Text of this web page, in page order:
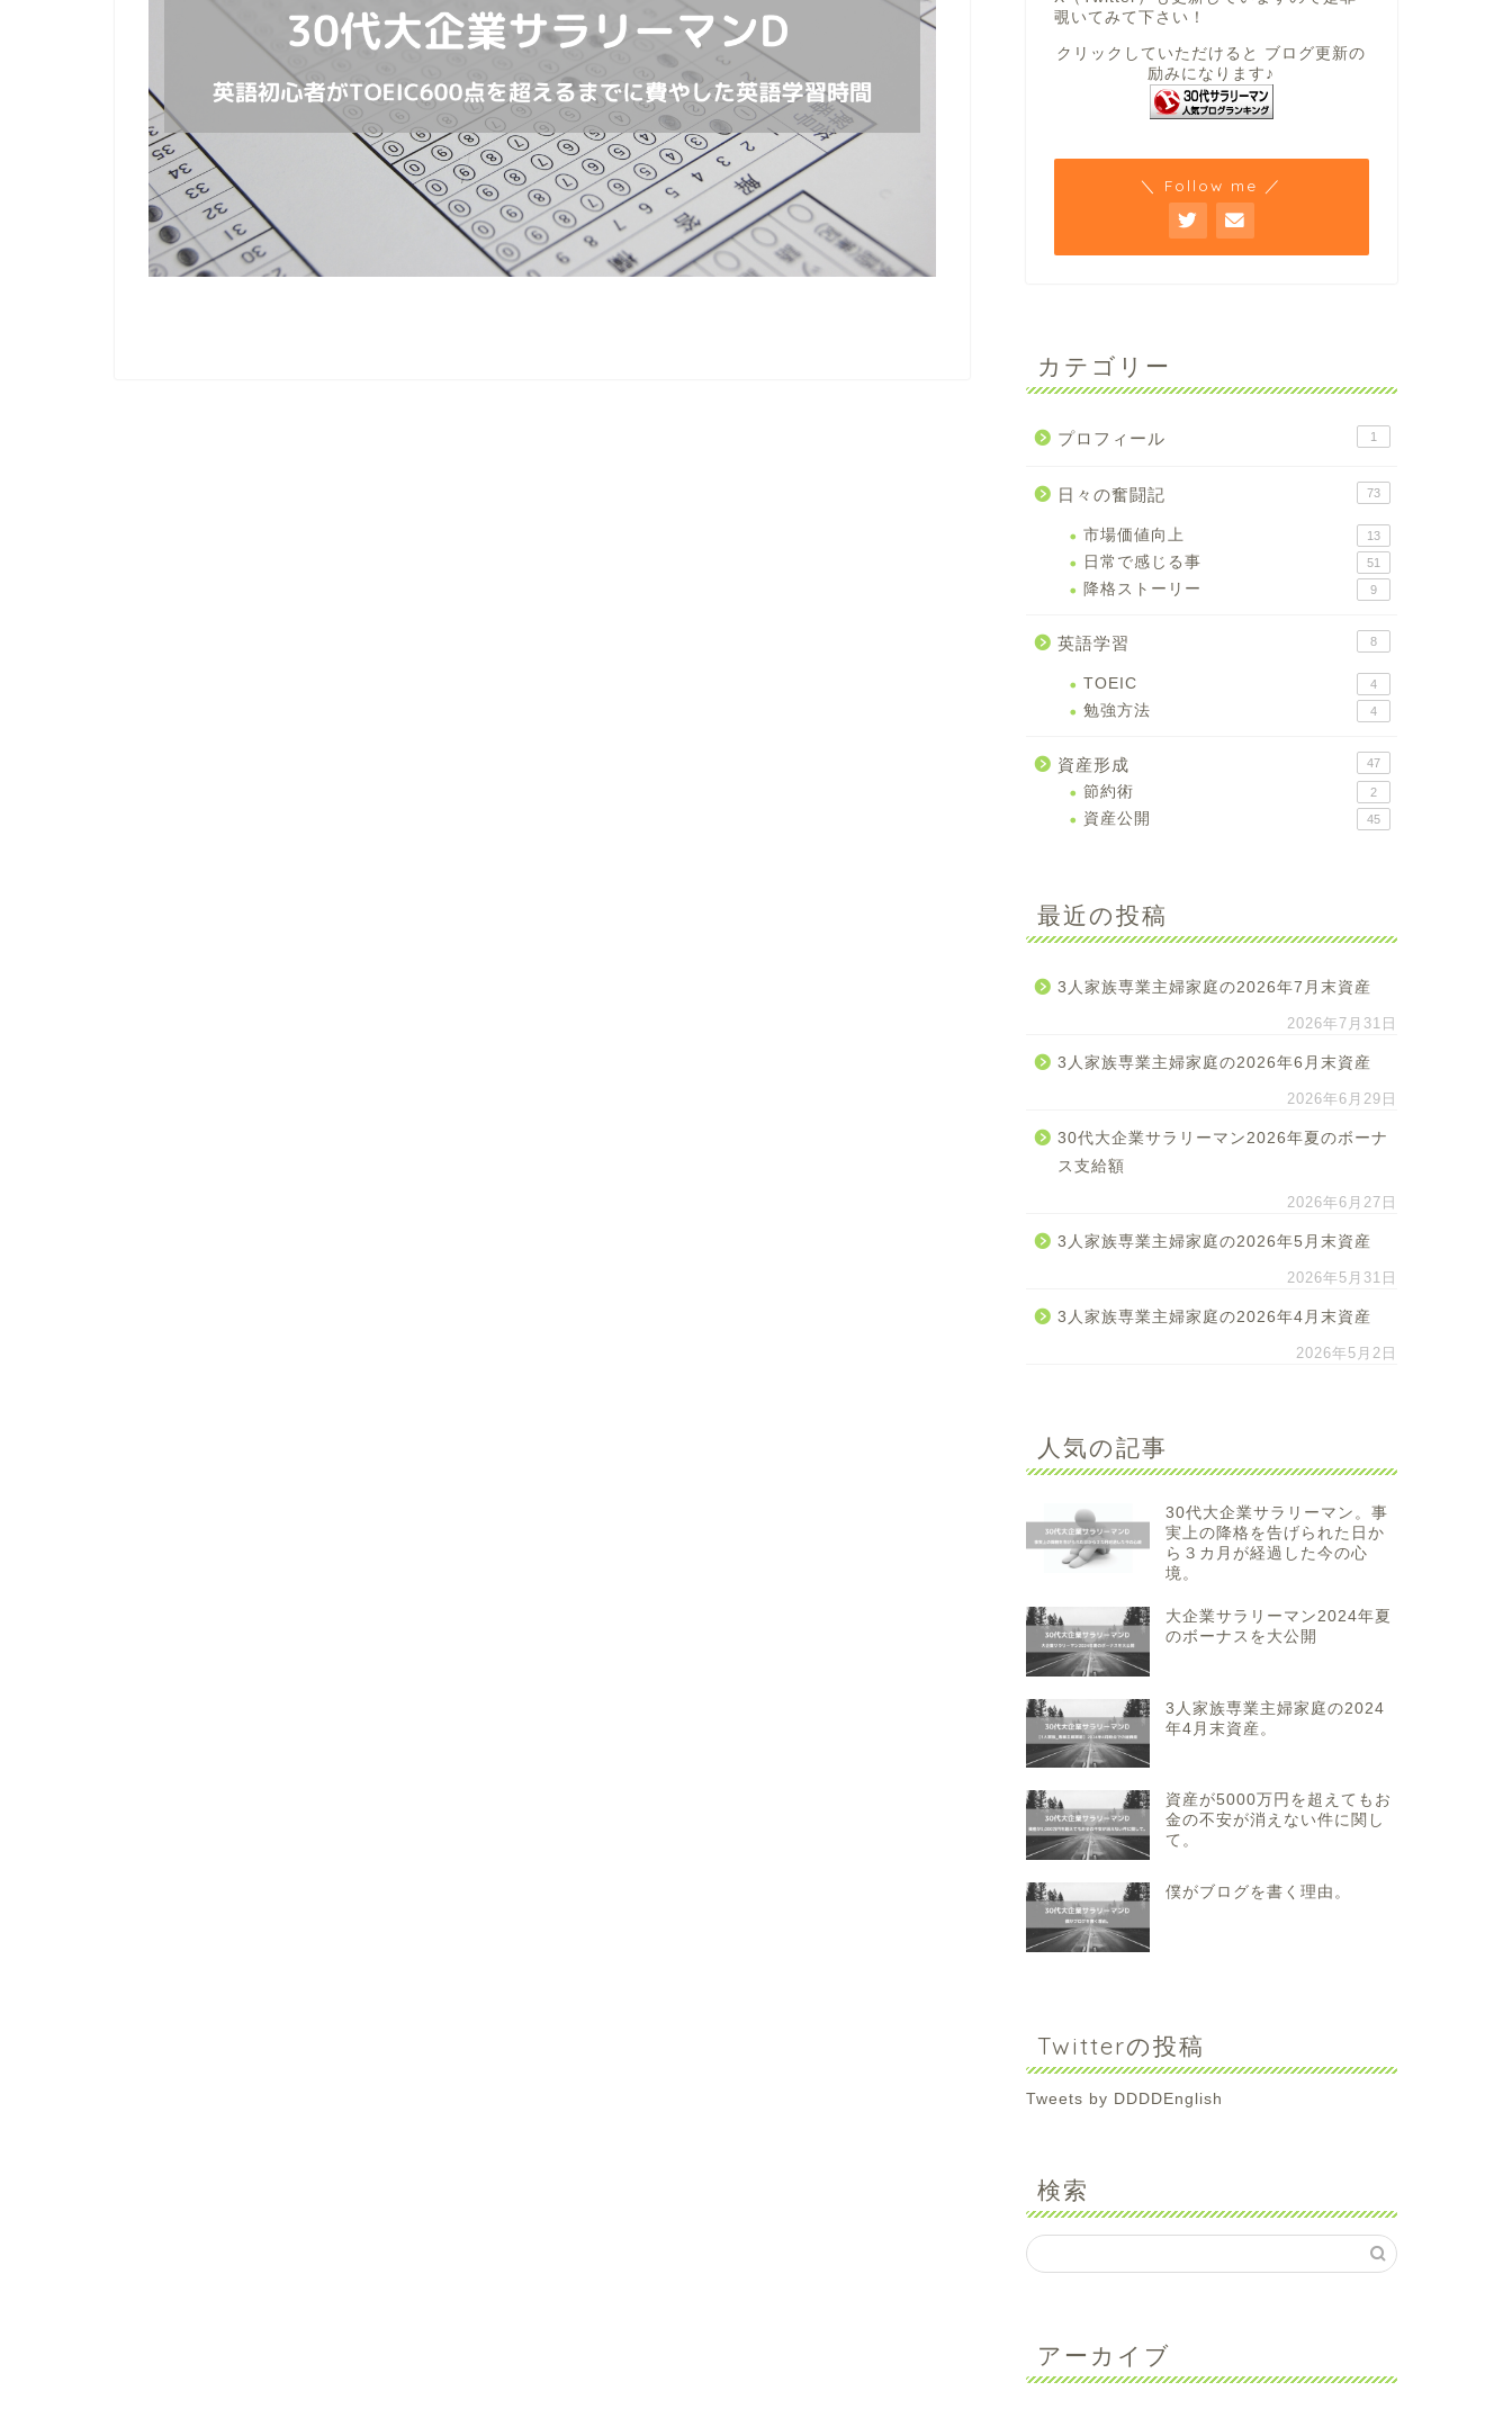
覗いてみて下さい！
クリックしていただけると ブログ更新の
励みになります♪
＼ Follow me ／
カテゴリー
プロフィール 1
日々の奮闘記 73
市場価値向上 13
日常で感じる事 51
降格ストーリー 9
英語学習 8
TOEIC 4
勉強方法 4
資産形成 47
節約術 2
資産公開 45
最近の投稿
3人家族専業主婦家庭の2026年7月末資産
2026年7月31日
3人家族専業主婦家庭の2026年6月末資産
2026年6月29日
30代大企業サラリーマン2026年夏のボーナ
ス支給額
2026年6月27日
3人家族専業主婦家庭の2026年5月末資産
2026年5月31日
3人家族専業主婦家庭の2026年4月末資産
2026年5月2日
人気の記事
30代大企業サラリーマン。事
実上の降格を告げられた日か
ら３カ月が経過した今の心
境。
大企業サラリーマン2024年夏
のボーナスを大公開
3人家族専業主婦家庭の2024
年4月末資産。
資産が5000万円を超えてもお
金の不安が消えない件に関し
て。
僕がブログを書く理由。
Twitterの投稿
Tweets by DDDDEnglish
検索
アーカイブ